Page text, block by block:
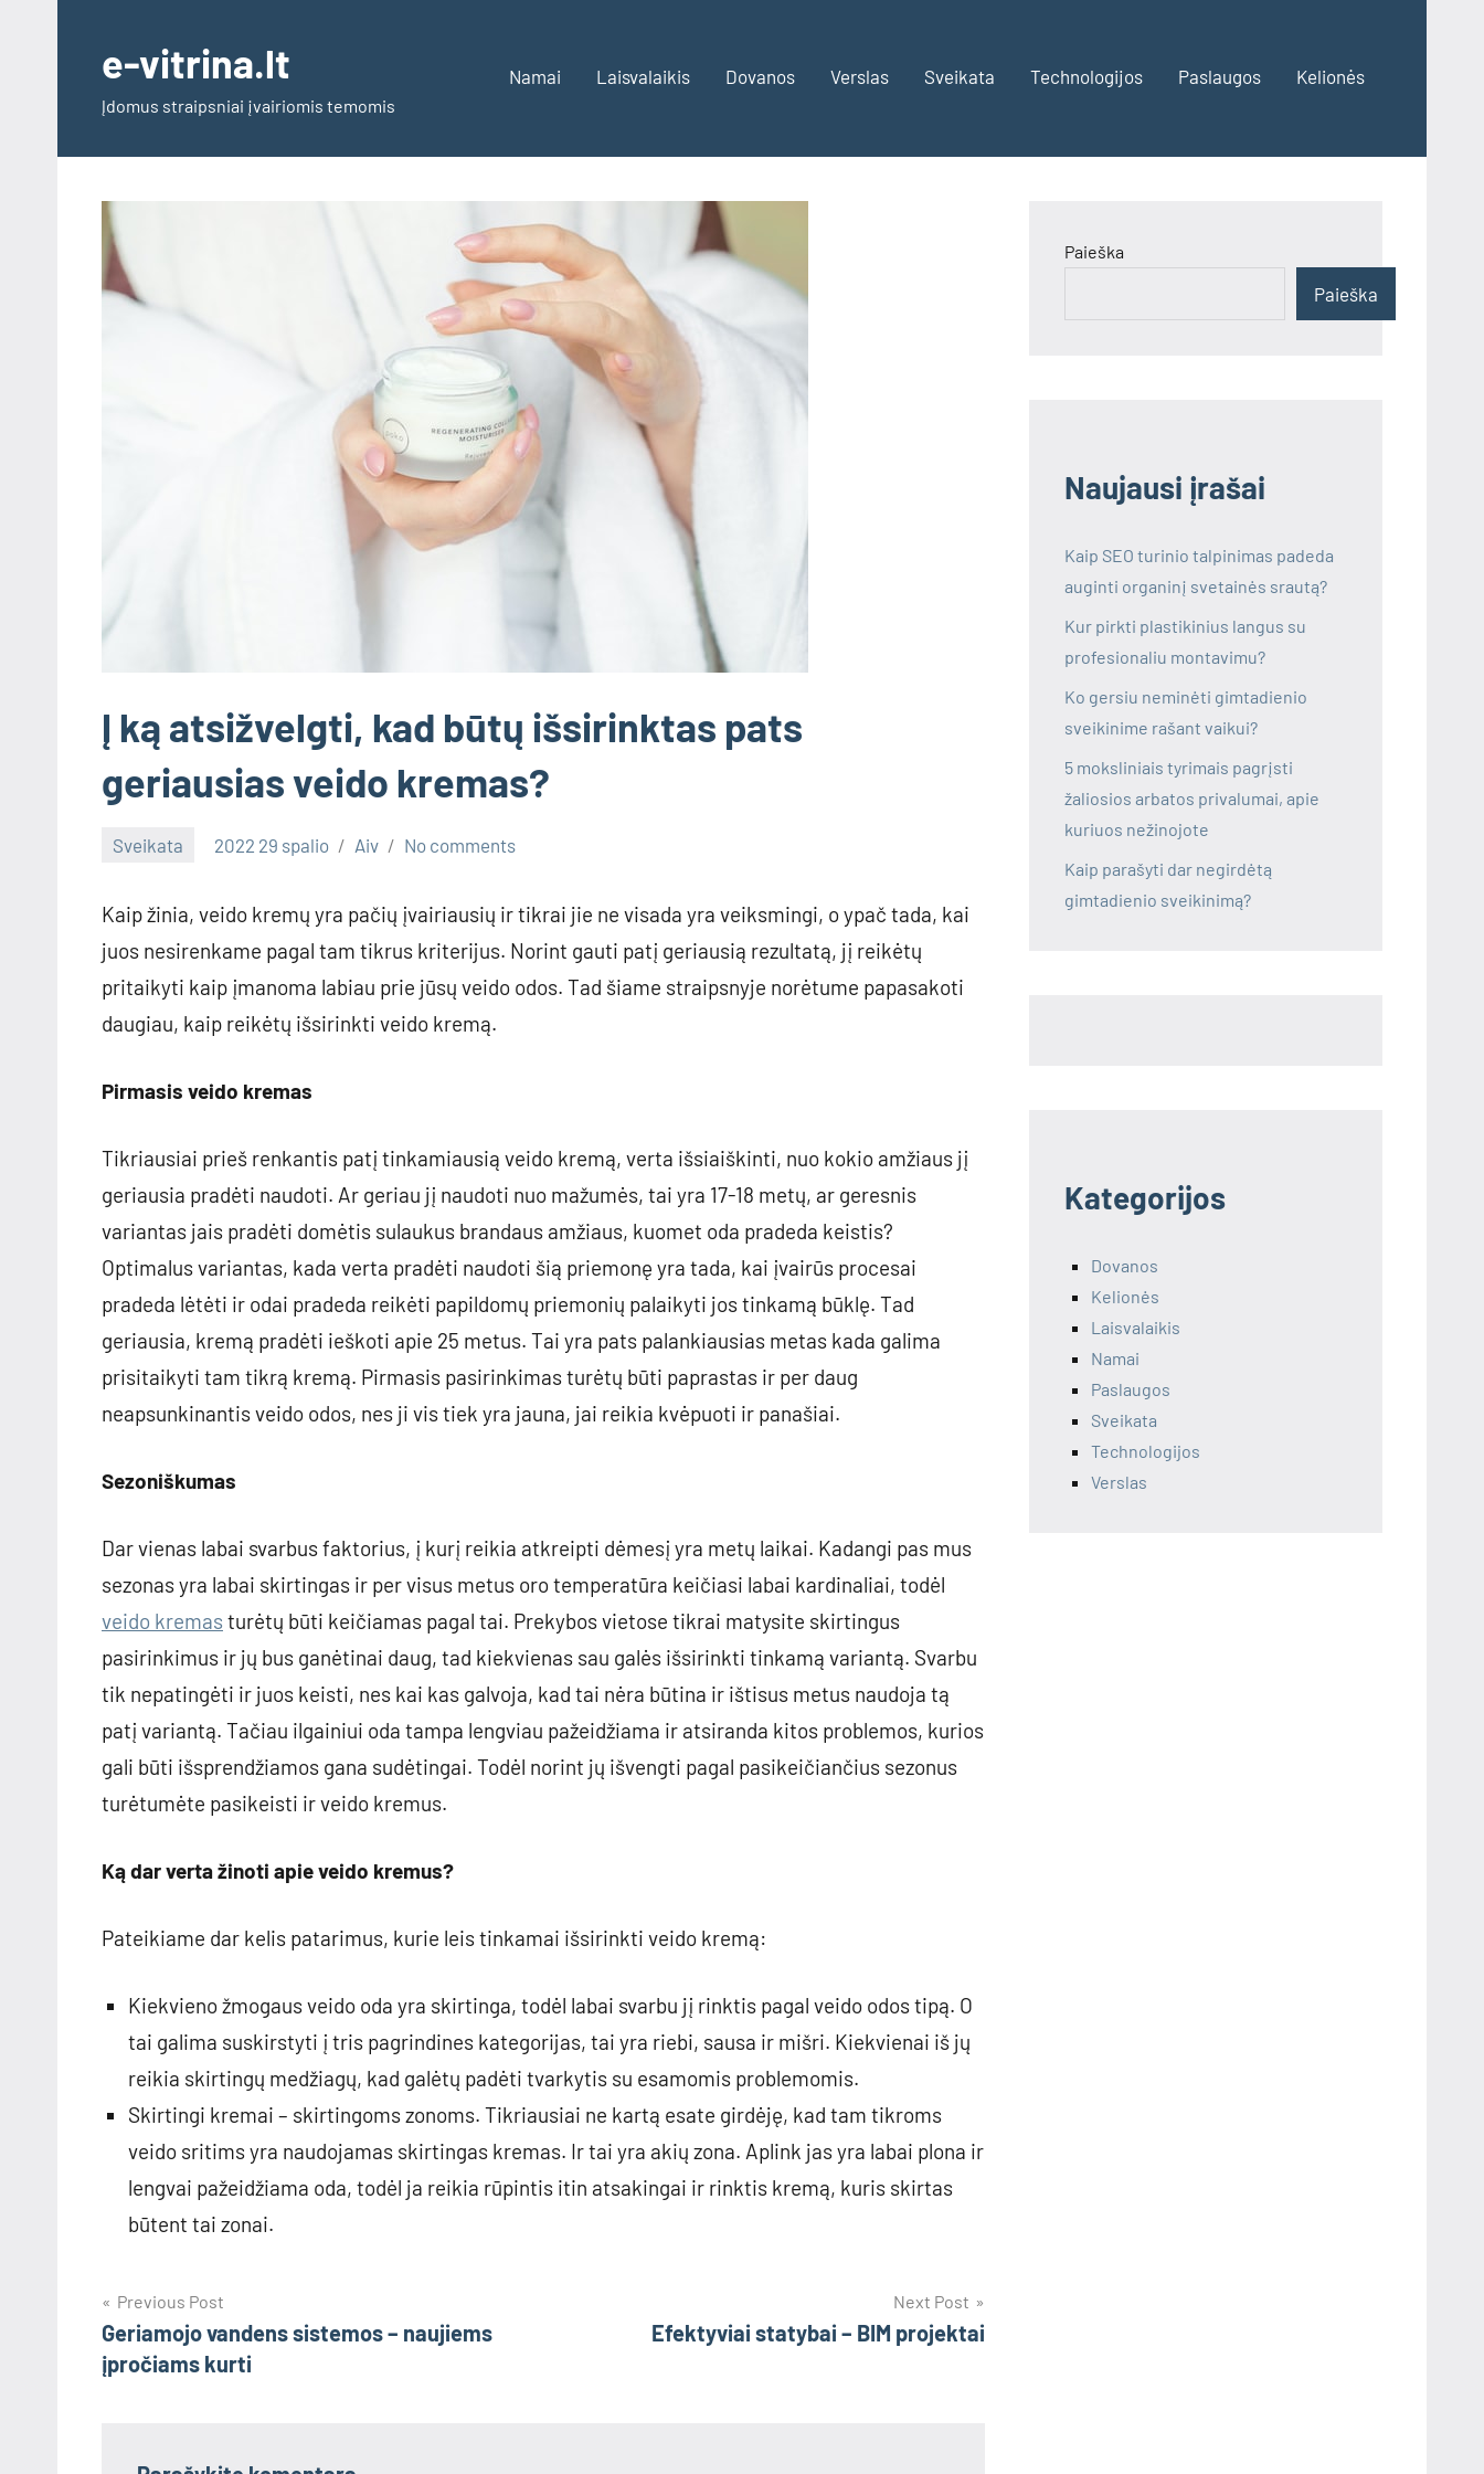
contente-vitrina.lt
Įdomus straipsniai įvairiomis temomis
Namai Laisvalaikis Dovanos Verslas Sveikata Technologijos Paslaugos Kelionės
Į ką atsižvelgti, kad būtų išsirinktas pats
geriausias veido kremas?
Sveikata 2022 29 spalio Aiv No comments
Kaip žinia, veido kremų yra pačių įvairiausių ir tikrai jie ne visada yra veiksmingi, o ypač tada, kai
juos nesirenkame pagal tam tikrus kriterijus. Norint gauti patį geriausią rezultatą, jį reikėtų
pritaikyti kaip įmanoma labiau prie jūsų veido odos. Tad šiame straipsnyje norėtume papasakoti
daugiau, kaip reikėtų išsirinkti veido kremą.
Pirmasis veido kremas
Tikriausiai prieš renkantis patį tinkamiausią veido kremą, verta išsiaiškinti, nuo kokio amžiaus jį
geriausia pradėti naudoti. Ar geriau jį naudoti nuo mažumės, tai yra 17-18 metų, ar geresnis
variantas jais pradėti domėtis sulaukus brandaus amžiaus, kuomet oda pradeda keistis?
Optimalus variantas, kada verta pradėti naudoti šią priemonę yra tada, kai įvairūs procesai
pradeda lėtėti ir odai pradeda reikėti papildomų priemonių palaikyti jos tinkamą būklę. Tad
geriausia, kremą pradėti ieškoti apie 25 metus. Tai yra pats palankiausias metas kada galima
prisitaikyti tam tikrą kremą. Pirmasis pasirinkimas turėtų būti paprastas ir per daug
neapsunkinantis veido odos, nes ji vis tiek yra jauna, jai reikia kvėpuoti ir panašiai.
Sezoniškumas
Dar vienas labai svarbus faktorius, į kurį reikia atkreipti dėmesį yra metų laikai. Kadangi pas mus
sezonas yra labai skirtingas ir per visus metus oro temperatūra keičiasi labai kardinaliai, todėl
veido kremas turėtų būti keičiamas pagal tai. Prekybos vietose tikrai matysite skirtingus
pasirinkimus ir jų bus ganėtinai daug, tad kiekvienas sau galės išsirinkti tinkamą variantą. Svarbu
tik nepatingėti ir juos keisti, nes kai kas galvoja, kad tai nėra būtina ir ištisus metus naudoja tą
patį variantą. Tačiau ilgainiui oda tampa lengviau pažeidžiama ir atsiranda kitos problemos, kurios
gali būti išsprendžiamos gana sudėtingai. Todėl norint jų išvengti pagal pasikeičiančius sezonus
turėtumėte pasikeisti ir veido kremus.
Ką dar verta žinoti apie veido kremus?
Pateikiame dar kelis patarimus, kurie leis tinkamai išsirinkti veido kremą:
Kiekvieno žmogaus veido oda yra skirtinga, todėl labai svarbu jį rinktis pagal veido odos tipą. O
tai galima suskirstyti į tris pagrindines kategorijas, tai yra riebi, sausa ir mišri. Kiekvienai iš jų
reikia skirtingų medžiagų, kad galėtų padėti tvarkytis su esamomis problemomis.
Skirtingi kremai – skirtingoms zonoms. Tikriausiai ne kartą esate girdėję, kad tam tikroms
veido sritims yra naudojamas skirtingas kremas. Ir tai yra akių zona. Aplink jas yra labai plona ir
lengvai pažeidžiama oda, todėl ja reikia rūpintis itin atsakingai ir rinktis kremą, kuris skirtas
būtent tai zonai.
Navigacija
tarp
Previous Post
Geriamojo vandens sistemos – naujiems
įpročiams kurti
Next Post
Efektyviai statybai – BIM projektai
Paieška
Paieška
Naujausi įrašai
Kaip SEO turinio talpinimas padeda
auginti organinį svetainės srautą?
Kur pirkti plastikinius langus su
profesionaliu montavimu?
Ko gersiu neminėti gimtadienio
sveikinime rašant vaikui?
5 moksliniais tyrimais pagrįsti
žaliosios arbatos privalumai, apie
kuriuos nežinojote
Kaip parašyti dar negirdėtą
gimtadienio sveikinimą?
Kategorijos
Dovanos
Kelionės
Laisvalaikis
Namai
Paslaugos
Sveikata
Technologijos
Verslas